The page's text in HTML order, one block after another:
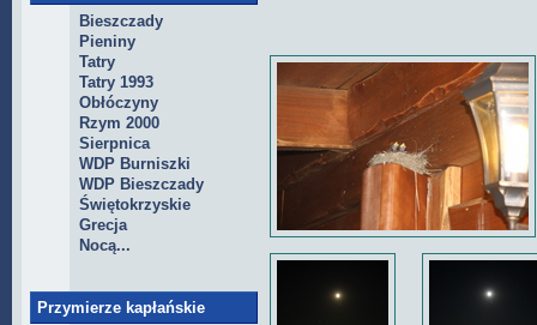
Bieszczady
Pieniny
Tatry
Tatry 1993
Obłóczyny
Rzym 2000
Sierpnica
WDP Burniszki
WDP Bieszczady
Świętokrzyskie
Grecja
Nocą...
Przymierze kapłańskie